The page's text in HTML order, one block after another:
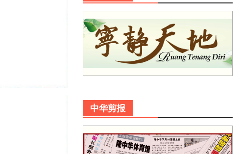
中华剪报